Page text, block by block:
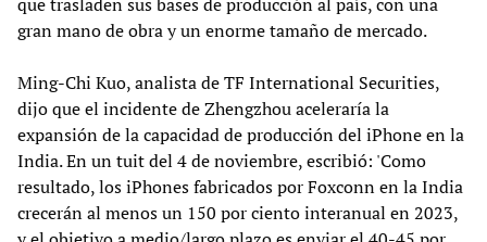
gran mano de obra y un enorme tamaño de mercado.
Ming-Chi Kuo, analista de TF International Securities,
dijo que el incidente de Zhengzhou aceleraría la
expansión de la capacidad de producción del iPhone en la
India. En un tuit del 4 de noviembre, escribió: 'Como
resultado, los iPhones fabricados por Foxconn en la India
crecerán al menos un 150 por ciento interanual en 2023,